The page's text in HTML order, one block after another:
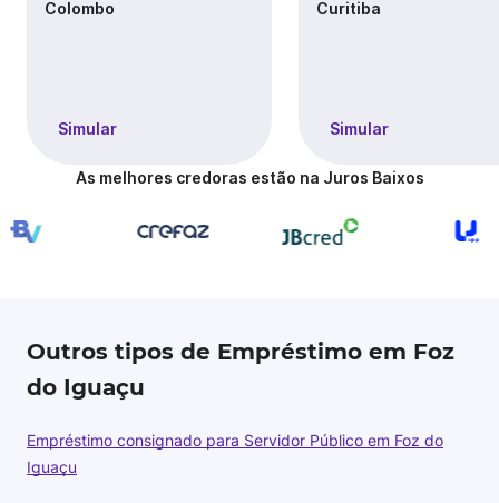
Colombo
Simular
Curitiba
Simular
As melhores credoras estão na Juros Baixos
Outros tipos de Empréstimo em Foz
do Iguaçu
Empréstimo consignado para Servidor Público em Foz do
Iguaçu